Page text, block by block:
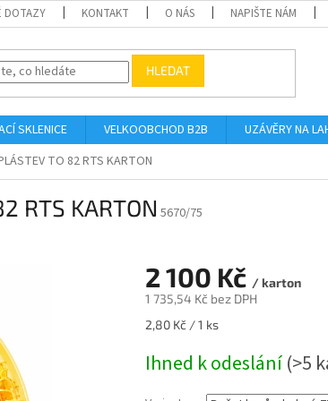
DOTAZY KONTAKT O NÁS NAPIŠTE NÁM
HLEDAT
SKLENICE VELKOOBCHOD B2B UZÁVĚRY NA
TO 82 RTS KARTON
RTS KARTON 5670/75
2 100 Kč / karton
1 735,54 Kč bez DPH
Měrná
2,80 Kč / 1 ks
Ihned k odeslání(>5